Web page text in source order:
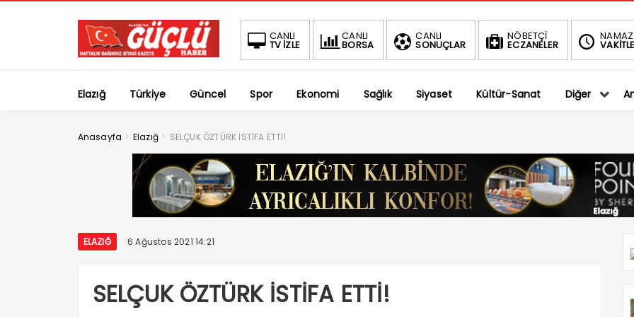
CANLI
TV İZLE
CANLI
BORSA
CANLI
SONUÇLAR
NÖBETÇİ
ECZANELER
NAMAZ
BIST
-0.75% 1.401,27
DOLAR
% 36,5794
EURO
% 39,9889
Elazığ Türkiye Güncel Spor Ekonomi Sağlık Siyaset Kültür-Sanat Diğer
Anasayfa > Elazığ > SELÇUK ÖZTÜRK İSTİFA ETTİ!
ELAZIĞ 6 Ağustos 2021 14:21
SELÇUK ÖZTÜRK İSTİFA ETTİ!